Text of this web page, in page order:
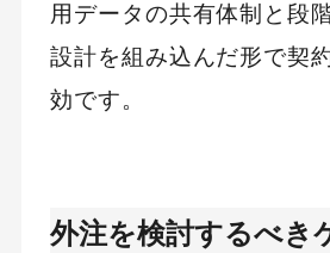
用データの共有体制と段
設計を組み込んだ形で契
効です。
外注を検討するべき